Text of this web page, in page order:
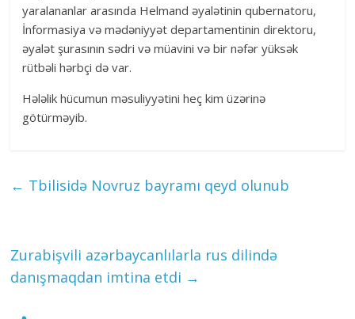
yaralananlar arasında Helmand əyalətinin qubernatoru,
İnformasiya və mədəniyyət departamentinin direktoru,
əyalət şurasının sədri və müavini və bir nəfər yüksək
rütbəli hərbçi də var.
Hələlik hücumun məsuliyyətini heç kim üzərinə
götürməyib.
← Tbilisidə Novruz bayramı qeyd olunub
Zurabişvili azərbaycanlılarla rus dilində
danışmaqdan imtina etdi →